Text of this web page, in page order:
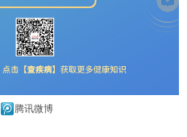
腾讯微博